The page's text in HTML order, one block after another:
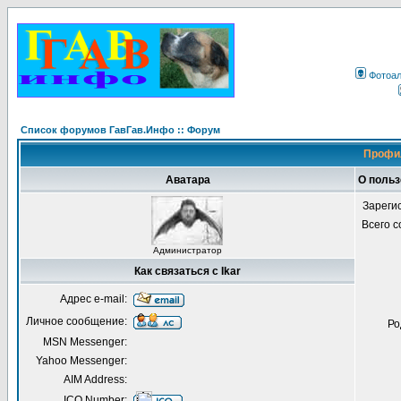
Список форумов ГавГав.Инфо :: Форум
Аватара О
Администратор
Всего
Как связаться с Ikar
Адрес e-mail:
Личное сообщение:
MSN Messenger:
Yahoo Messenger:
AIM Address: